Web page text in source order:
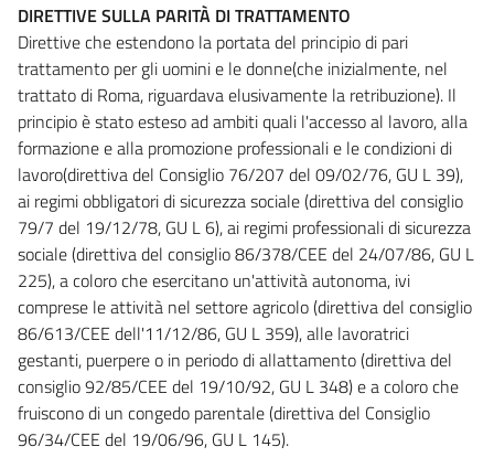
DIRETTIVE SULLA PARITÀ DI TRATTAMENTO
Direttive che estendono la portata del principio di pari
trattamento per gli uomini e le donne(che inizialmente, nel
trattato di Roma, riguardava elusivamente la retribuzione). Il
principio è stato esteso ad ambiti quali l'accesso al lavoro, alla
formazione e alla promozione professionali e le condizioni di
lavoro(direttiva del Consiglio 76/207 del 09/02/76, GU L 39),
ai regimi obbligatori di sicurezza sociale (direttiva del consiglio
79/7 del 19/12/78, GU L 6), ai regimi professionali di sicurezza
sociale (direttiva del consiglio 86/378/CEE del 24/07/86, GU L
225), a coloro che esercitano un'attività autonoma, ivi
comprese le attività nel settore agricolo (direttiva del consiglio
86/613/CEE dell'11/12/86, GU L 359), alle lavoratrici
gestanti, puerpere o in periodo di allattamento (direttiva del
consiglio 92/85/CEE del 19/10/92, GU L 348) e a coloro che
fruiscono di un congedo parentale (direttiva del Consiglio
96/34/CEE del 19/06/96, GU L 145).